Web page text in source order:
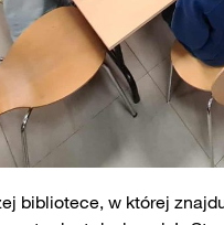
bibliotece, w której